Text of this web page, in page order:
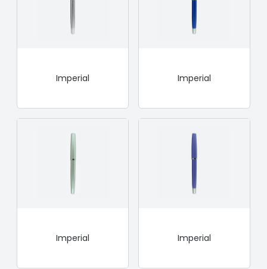
Imperial Imperial
Imperial Imperial